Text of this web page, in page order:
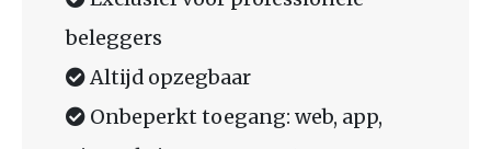
beleggers
Altijd opzegbaar
Onbeperkt toegang: web, app,